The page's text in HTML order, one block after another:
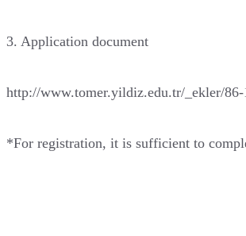
3. Application document
http://www.tomer.yildiz.edu.tr/_ekler/
*For registration, it is sufficient to